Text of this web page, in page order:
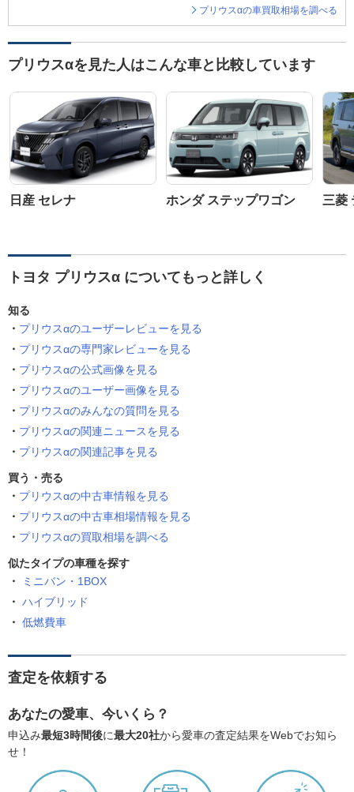
プリウスαの車買取相場を調べる
プリウスαを見た人はこんな車と比較しています
日産 セレナ ホンダ ステップワゴン 三菱
トヨタ プリウスα についてもっと詳しく
知る
プリウスαのユーザーレビューを見る
プリウスαの専門家レビューを見る
プリウスαの公式画像を見る
プリウスαのユーザー画像を見る
プリウスαのみんなの質問を見る
プリウスαの関連ニュースを見る
プリウスαの関連記事を見る
買う・売る
プリウスαの中古車情報を見る
プリウスαの中古車相場情報を見る
プリウスαの買取相場を調べる
似たタイプの車種を探す
ミニバン・1BOX
ハイブリッド
低燃費車
査定を依頼する
あなたの愛車、今いくら？
申込み最短3時間後に最大20社から愛車の査定結果をWebでお知ら
せ！